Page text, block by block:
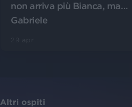
non arriva più Bianca, ma…
Gabriele
Altri ospiti